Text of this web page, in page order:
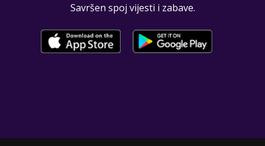
Savršen spoj vijesti i zabave.